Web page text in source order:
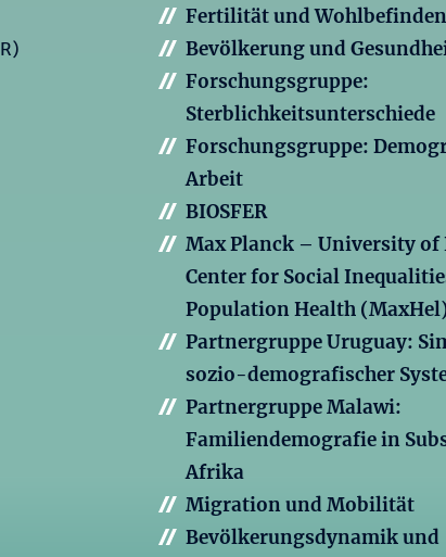
Fertilität und Wohlbefinden
Bevölkerung und
Forschungsgruppe:
Sterblichkeitsunterschiede
Forschungsgruppe:
Arbeit
BIOSFER
Max Planck – University
Center for Social
Population Health
Partnergruppe Uruguay:
sozio-demografischer
Partnergruppe Malawi:
Familiendemografie in
Afrika
Migration und Mobilität
Bevölkerungsdynamik und